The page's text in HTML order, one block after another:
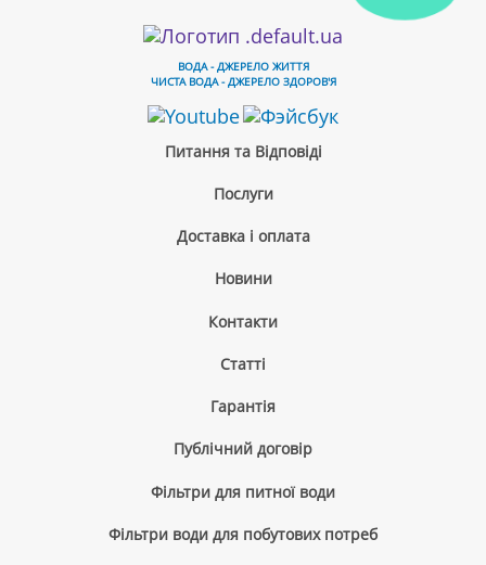
ВОДА - ДЖЕРЕЛО ЖИТТЯ
ЧИСТА ВОДА - ДЖЕРЕЛО ЗДОРОВ'Я
Питання та Відповіді
Послуги
Доставка і оплата
Новини
Контакти
Cтатті
Гарантія
Публічний договір
Фільтри для питної води
Фільтри води для побутових потреб